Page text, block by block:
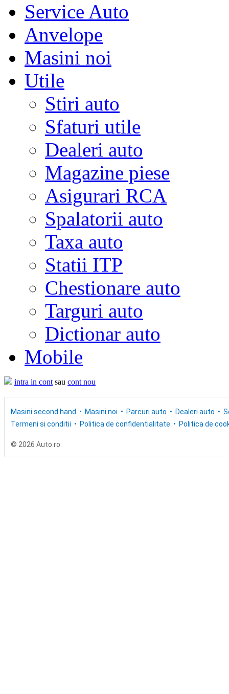
Service Auto
Anvelope
Masini noi
Utile
Stiri auto
Sfaturi utile
Dealeri auto
Magazine piese
Asigurari RCA
Spalatorii auto
Taxa auto
Statii ITP
Chestionare auto
Targuri auto
Dictionar auto
Mobile
intra in cont sau cont nou
Masini second hand Masini noi Parcuri auto Dealeri auto
Termeni si conditii
Politica de confidentialitate Politica de
© 2026 Auto.ro